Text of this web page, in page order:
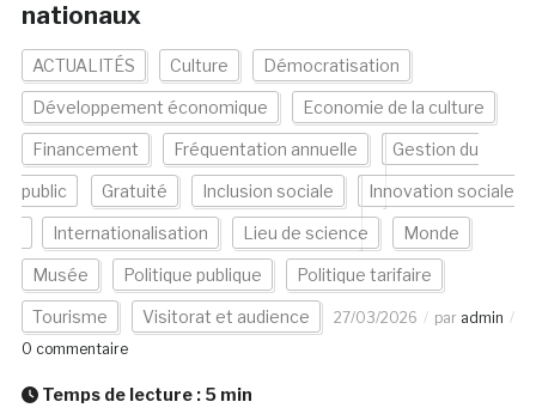
nationaux
ACTUALITÉS Culture Démocratisation
Développement économique Economie de la culture
Financement Fréquentation annuelle Gestion du
public Gratuité Inclusion sociale Innovation sociale
Internationalisation Lieu de science Monde
Musée Politique publique Politique tarifaire
Tourisme Visitorat et audience 27/03/2026 par admin
0 commentaire
Temps de lecture : 5 min